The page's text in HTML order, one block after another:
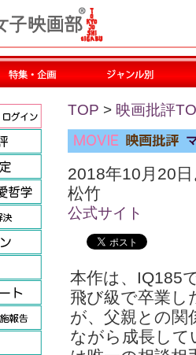
TOP > 映画批評
2018年10月20
松竹
公式サイト
本作は、IQ185
飛び級で卒業し
が、父親との関
ながら成長して